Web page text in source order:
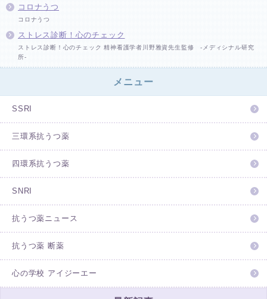
コロナうつ
コロナうつ
ストレス診断！心のチェック
ストレス診断！心のチェック 精神看護学者川野雅資先生監修 -メディシナル研究
所-
メニュー
SSRI
三環系抗うつ薬
四環系抗うつ薬
SNRI
抗うつ薬ニュース
抗うつ薬 断薬
心の学校 アイジーエー